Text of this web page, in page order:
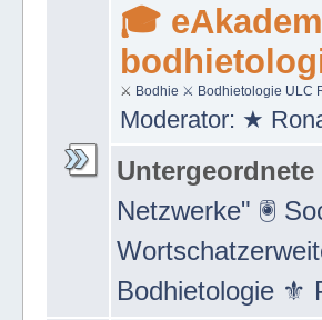
🎓
⚔ Bodhie ⚔ Bodhietologie ULC
Moderator: ★
Netzwerke" 🖲
Bodhietologie ⚜